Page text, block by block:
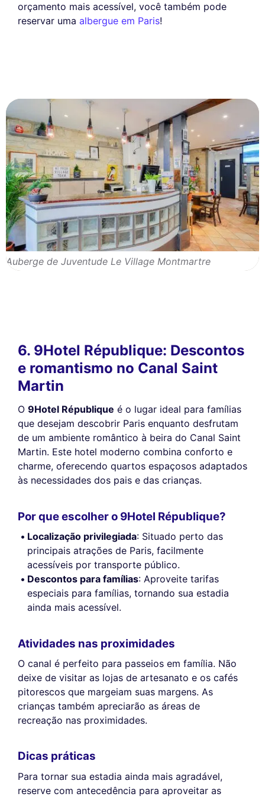
orçamento mais acessível, você também pode
reservar uma albergue em Paris!
Auberge de Juventude Le Village Montmartre
6. 9Hotel République: Descontos
e romantismo no Canal Saint
Martin
O 9Hotel République é o lugar ideal para famílias
que desejam descobrir Paris enquanto desfrutam
de um ambiente romântico à beira do Canal Saint
Martin. Este hotel moderno combina conforto e
charme, oferecendo quartos espaçosos adaptados
às necessidades dos pais e das crianças.
Por que escolher o 9Hotel République?
Localização privilegiada: Situado perto das
principais atrações de Paris, facilmente
acessíveis por transporte público.
Descontos para famílias: Aproveite tarifas
especiais para famílias, tornando sua estadia
ainda mais acessível.
Atividades nas proximidades
O canal é perfeito para passeios em família. Não
deixe de visitar as lojas de artesanato e os cafés
pitorescos que margeiam suas margens. As
crianças também apreciarão as áreas de
recreação nas proximidades.
Dicas práticas
Para tornar sua estadia ainda mais agradável,
reserve com antecedência para aproveitar as